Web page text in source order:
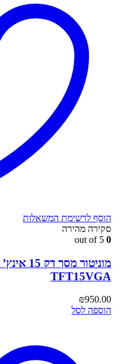
הוסף לרשימת המשאלות
סקירה מהירה
0
TFT15VGA
₪950.00
הוספה לסל